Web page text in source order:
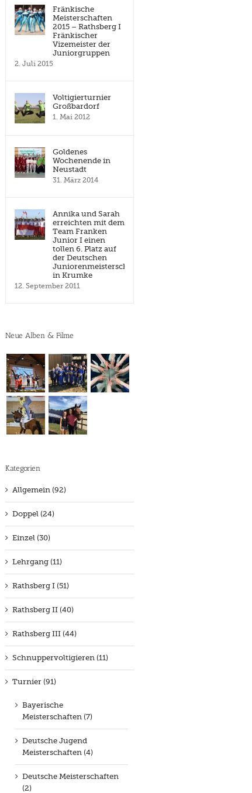
Fränkische
Meisterschaften
2015 – Rathsberg I
Fränkischer
Vizemeister der
Juniorgruppen
2. Juli 2015
Voltigierturnier
Großbardorf
1. Mai 2012
Goldenes
Wochenende in
Neustadt
31. März 2014
Annika und Sarah
erreichten mit dem
Team Franken
Junior I einen
tollen 6. Platz auf
der Deutschen
Juniorenmeisterschaft
in Krumke
12. September 2011
Neue Alben & Filme
Kategorien
Allgemein (92)
Doppel (24)
Einzel (30)
Lehrgang (11)
Rathsberg I (51)
Rathsberg II (40)
Rathsberg III (44)
Schnuppervoltigieren (11)
Turnier (91)
Bayerische
Meisterschaften (7)
Deutsche Jugend
Meisterschaften (4)
Deutsche Meisterschaften
(2)